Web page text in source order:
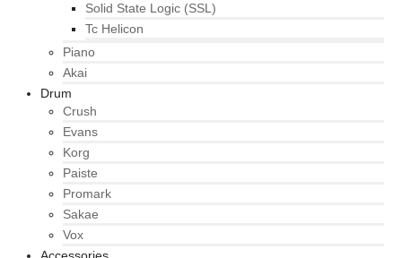
Solid State Logic (SSL)
Tc Helicon
Piano
Akai
Drum
Crush
Evans
Korg
Paiste
Promark
Sakae
Vox